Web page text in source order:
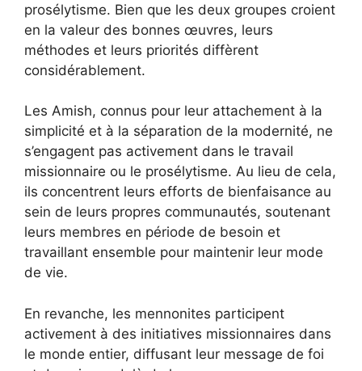
prosélytisme. Bien que les deux groupes croient
en la valeur des bonnes œuvres, leurs
méthodes et leurs priorités diffèrent
considérablement.
Les Amish, connus pour leur attachement à la
simplicité et à la séparation de la modernité, ne
s’engagent pas activement dans le travail
missionnaire ou le prosélytisme. Au lieu de cela,
ils concentrent leurs efforts de bienfaisance au
sein de leurs propres communautés, soutenant
leurs membres en période de besoin et
travaillant ensemble pour maintenir leur mode
de vie.
En revanche, les mennonites participent
activement à des initiatives missionnaires dans
le monde entier, diffusant leur message de foi